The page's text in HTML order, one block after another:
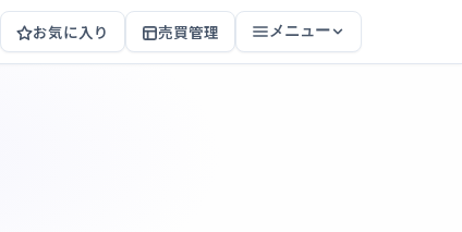
お気に入り 売買管理 メニュー